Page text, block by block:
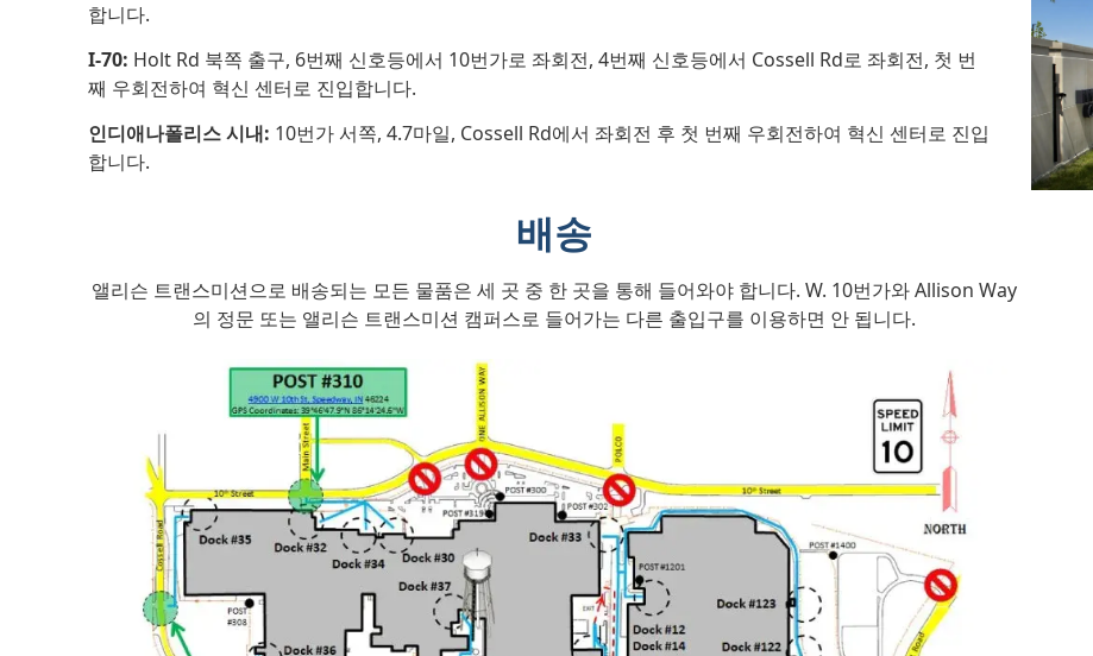
합니다.
I-70: Holt Rd 북쪽 출구, 6번째 신호등에서 10번가로 좌회전, 4번째 신호등에서 Cossell Rd로 좌회전, 첫 번
째 우회전하여 혁신 센터로 진입합니다.
인디애나폴리스 시내: 10번가 서쪽, 4.7마일, Cossell Rd에서 좌회전 후 첫 번째 우회전하여 혁신 센터로 진입
합니다.
배송
앨리슨 트랜스미션으로 배송되는 모든 물품은 세 곳 중 한 곳을 통해 들어와야 합니다. W. 10번가와 Allison Way
의 정문 또는 앨리슨 트랜스미션 캠퍼스로 들어가는 다른 출입구를 이용하면 안 됩니다.